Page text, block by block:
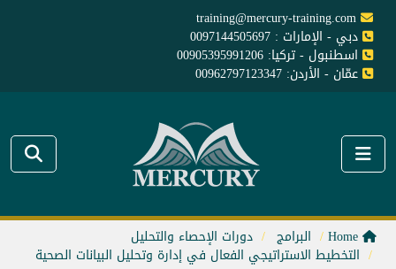
training@mercury-training.com
دبي - الإمارات : 0097144505697
اسطنبول - تركيا: 00905395991206
عمّان - الأردن: 00962797123347
البرامج دورات الإحصاء والتحليل
التخطيط الاستراتيجي الفعال في إدارة وتحليل البيانات الصحية